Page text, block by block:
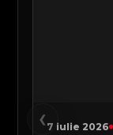
‹ 7 iulie 2026